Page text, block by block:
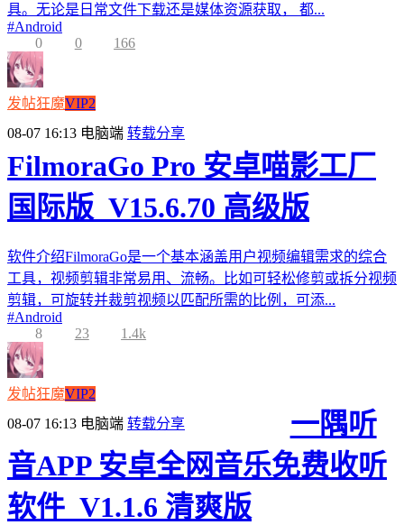
具。无论是日常文件下载还是媒体资源获取， 都...
#Android
0
0 166
发帖狂魔VIP2
08-07 16:13 电脑端 转载分享
FilmoraGo Pro 安卓喵影工厂
国际版_V15.6.70 高级版
软件介绍FilmoraGo是一个基本涵盖用户视频编辑需求的综合
工具，视频剪辑非常易用、流畅。比如可轻松修剪或拆分视频
剪辑，可旋转并裁剪视频以匹配所需的比例，可添...
#Android
8
23 1.4k
发帖狂魔VIP2
08-07 16:13 电脑端 转载分享
一隅听
音APP 安卓全网音乐免费收听
软件_V1.1.6 清爽版